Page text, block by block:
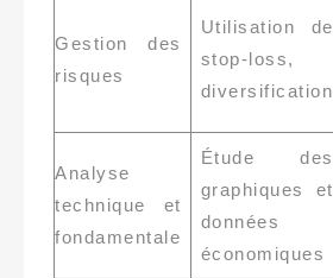
Gestion des
risques
Utilisation de
stop-loss,
diversification
Analyse
technique et
fondamentale
Étude des
graphiques et
données
économiques